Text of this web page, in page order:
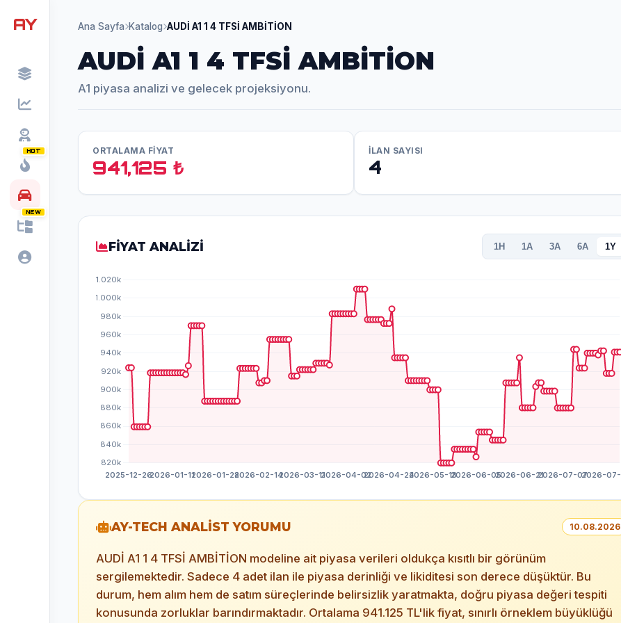
AY
HOT
NEW
Ana Sayfa Katalog AUDİ A1 1 4 TFSİ AMBİTİON
AUDİ A1 1 4 TFSİ AMBİTİON
A1 piyasa analizi ve gelecek projeksiyonu.
ORTALAMA FİYAT
941,125 ₺
İLAN SAYISI
4
FİYAT ANALİZİ 1H 1A 3A 6A 1Y
AY-TECH ANALİST YORUMU 10.08.2026
AUDİ A1 1 4 TFSİ AMBİTİON modeline ait piyasa verileri oldukça kısıtlı bir görünüm
sergilemektedir. Sadece 4 adet ilan ile piyasa derinliği ve likiditesi son derece düşüktür. Bu
durum, hem alım hem de satım süreçlerinde belirsizlik yaratmakta, doğru piyasa değeri tespiti
konusunda zorluklar barındırmaktadır. Ortalama 941.125 TL'lik fiyat, sınırlı örneklem büyüklüğü